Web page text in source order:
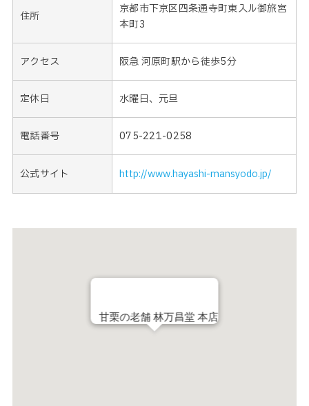
住所
京都市下京区四条通寺町東入ル御旅宮
本町3
アクセス 阪急 河原町駅から徒歩5分
定休日 水曜日、元旦
電話番号 075-221-0258
公式サイト http://www.hayashi-mansyodo.jp/
甘栗の老舗 林万昌堂 本店